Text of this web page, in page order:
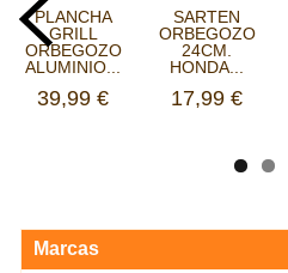
Marcas
PLANCHA
GRILL
ORBEGOZO
ALUMINIO...
39,99 €
SARTEN
ORBEGOZO
24CM.
HONDA...
17,99 €